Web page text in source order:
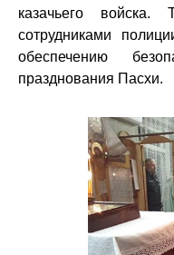
казачьего
сотрудниками
обеспечению
празднования Пасхи.